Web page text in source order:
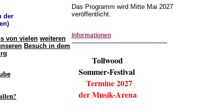
der
von vielen weiteren
Besuch in dem
Das Programm wird Mitte Mai 2027
veröffentlicht.
Informationen
------------------------------------------------
Tollwood
Sommer-Festival
Termine 2027
der Musik-Arena